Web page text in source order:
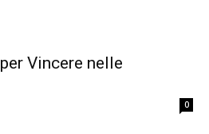
Vincere nelle
0